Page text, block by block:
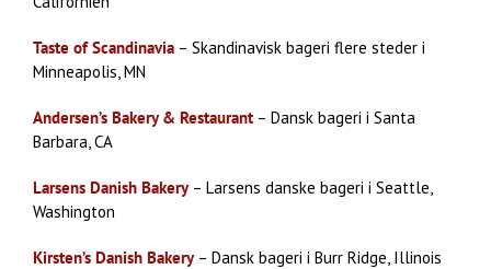
Taste of Scandinavia – Skandinavisk bageri flere steder i
Minneapolis, MN
Andersen’s Bakery & Restaurant – Dansk bageri i Santa
Barbara, CA
Larsens Danish Bakery– Larsens danske bageri i Seattle,
Washington
Kirsten’s Danish Bakery– Dansk bageri i Burr Ridge, Illinois